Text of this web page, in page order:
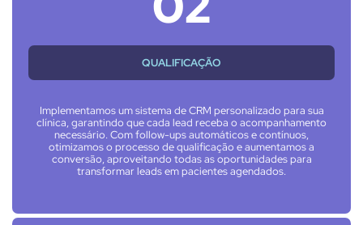
QUALIFICAÇÃO
Implementamos um sistema de CRM personalizado para sua
clínica, garantindo que cada lead receba o acompanhamento
necessário. Com follow-ups automáticos e contínuos,
otimizamos o processo de qualificação e aumentamos a
conversão, aproveitando todas as oportunidades para
transformar leads em pacientes agendados.